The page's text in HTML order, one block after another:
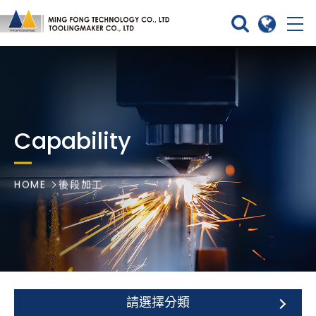
Capability
HOME 後段加工
請選擇分類